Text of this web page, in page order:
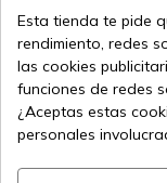
Esta tienda te pide
rendimiento, redes
las cookies
funciones de redes
¿Aceptas estas
personales